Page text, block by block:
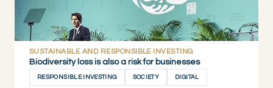
SUSTAINABLE AND RESPONSIBLE INVESTING
Biodiversity loss is also a risk for businesses
RESPONSIBLE INVESTING SOCIETY DIGITAL